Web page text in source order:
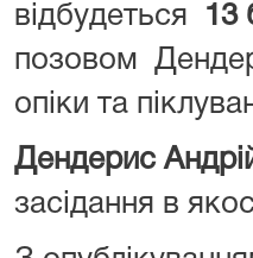
відбудеться 13
позовом
опіки та
Дендерис
засідання в